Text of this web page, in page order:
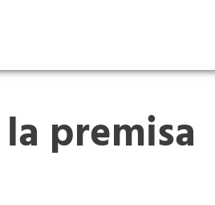
premisa